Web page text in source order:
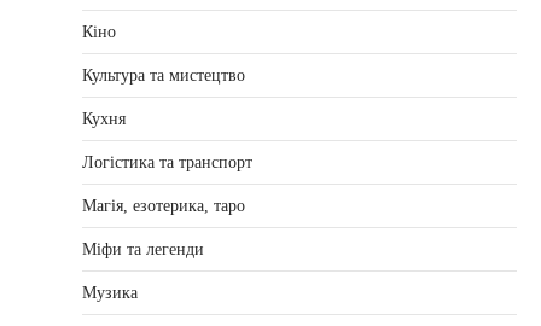
Кіно
Культура та мистецтво
Кухня
Логістика та транспорт
Магія, езотерика, таро
Міфи та легенди
Музика